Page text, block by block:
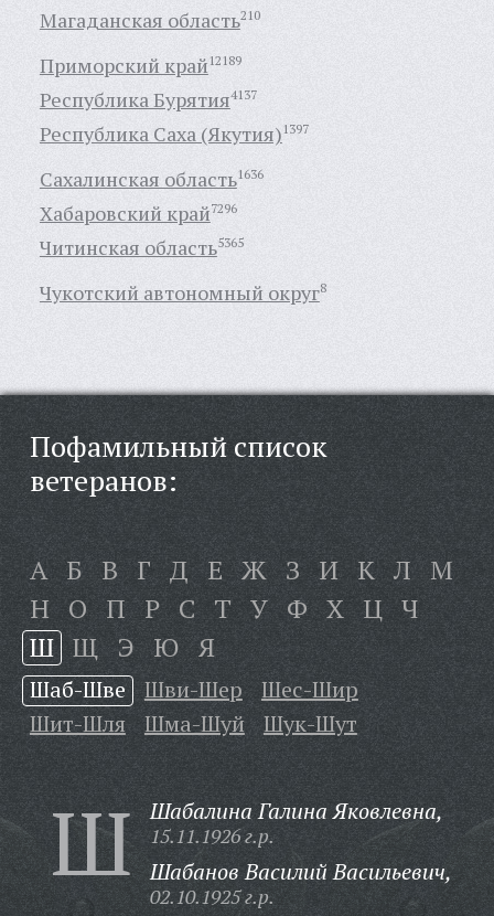
Магаданская область210
Приморский край12189
Республика Бурятия4137
Республика Саха (Якутия)1397
Сахалинская область1636
Хабаровский край7296
Читинская область5365
Чукотский автономный округ8
Пофамильный список
ветеранов:
А Б В Г Д Е Ж З И К Л М
Н О П Р С Т У Ф Х Ц Ч
Ш Щ Э Ю Я
Шаб-Шве Шви-Шер
Шес-Шир
Шит-Шля
Шма-Шуй Шук-Шут
Ш Шабалина Галина Яковлевна,
15.11.1926 г.р.
Шабанов Василий Васильевич,
02.10.1925 г.р.